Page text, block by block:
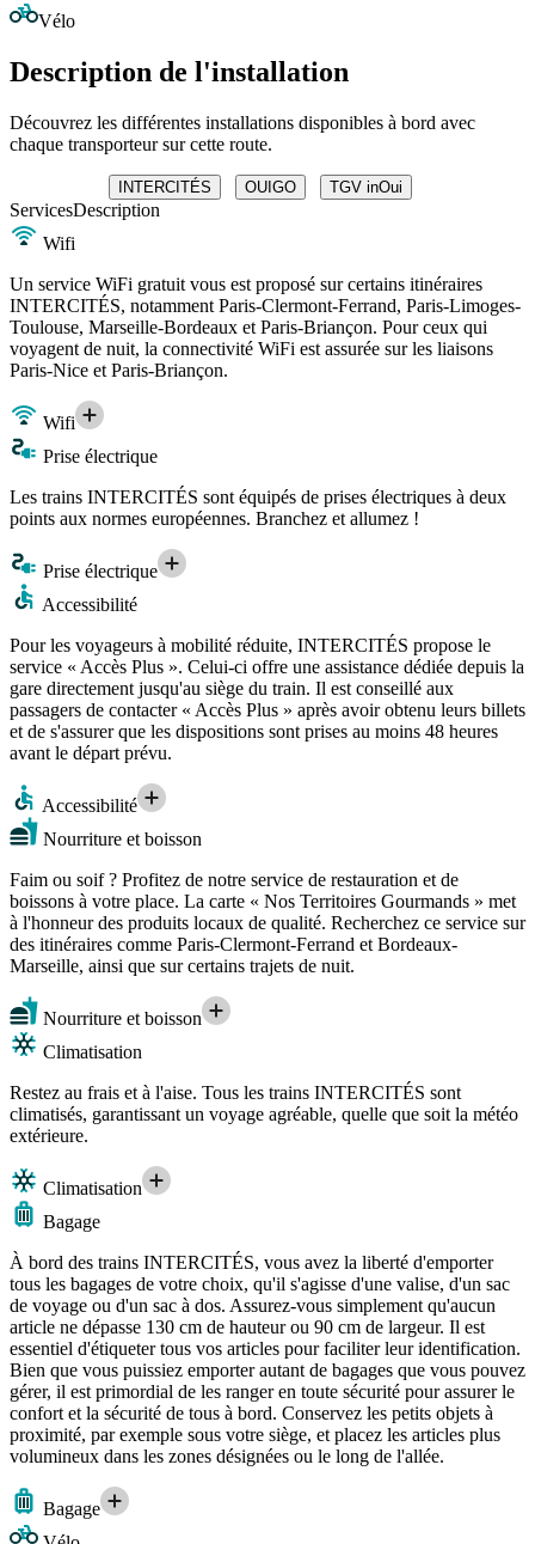
Vélo
Description de l'installation
Découvrez les différentes installations disponibles à bord avec
chaque transporteur sur cette route.
INTERCITÉS OUIGO TGV inOui
ServicesDescription
Wifi
Un service WiFi gratuit vous est proposé sur certains itinéraires
INTERCITÉS, notamment Paris-Clermont-Ferrand, Paris-Limoges-
Toulouse, Marseille-Bordeaux et Paris-Briançon. Pour ceux qui
voyagent de nuit, la connectivité WiFi est assurée sur les liaisons
Paris-Nice et Paris-Briançon.
Wifi
Prise électrique
Les trains INTERCITÉS sont équipés de prises électriques à deux
points aux normes européennes. Branchez et allumez !
Prise électrique
Accessibilité
Pour les voyageurs à mobilité réduite, INTERCITÉS propose le
service « Accès Plus ». Celui-ci offre une assistance dédiée depuis la
gare directement jusqu'au siège du train. Il est conseillé aux
passagers de contacter « Accès Plus » après avoir obtenu leurs billets
et de s'assurer que les dispositions sont prises au moins 48 heures
avant le départ prévu.
Accessibilité
Nourriture et boisson
Faim ou soif ? Profitez de notre service de restauration et de
boissons à votre place. La carte « Nos Territoires Gourmands » met
à l'honneur des produits locaux de qualité. Recherchez ce service sur
des itinéraires comme Paris-Clermont-Ferrand et Bordeaux-
Marseille, ainsi que sur certains trajets de nuit.
Nourriture et boisson
Climatisation
Restez au frais et à l'aise. Tous les trains INTERCITÉS sont
climatisés, garantissant un voyage agréable, quelle que soit la météo
extérieure.
Climatisation
Bagage
À bord des trains INTERCITÉS, vous avez la liberté d'emporter
tous les bagages de votre choix, qu'il s'agisse d'une valise, d'un sac
de voyage ou d'un sac à dos. Assurez-vous simplement qu'aucun
article ne dépasse 130 cm de hauteur ou 90 cm de largeur. Il est
essentiel d'étiqueter tous vos articles pour faciliter leur identification.
Bien que vous puissiez emporter autant de bagages que vous pouvez
gérer, il est primordial de les ranger en toute sécurité pour assurer le
confort et la sécurité de tous à bord. Conservez les petits objets à
proximité, par exemple sous votre siège, et placez les articles plus
volumineux dans les zones désignées ou le long de l'allée.
Bagage